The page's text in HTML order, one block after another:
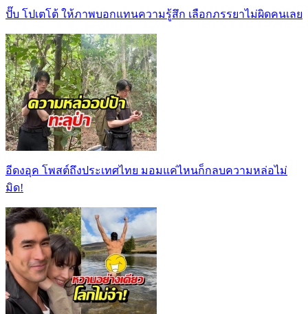
ปั๊บ โปเตโต้ ให้ภาพบอกแทนความรู้สึก เลือกภรรยาไม่ผิดคนเลย
อีดงอุค โพสต์ถึงประเทศไทย มอมแค่ไหนก็กลบความหล่อไม่
มิด!